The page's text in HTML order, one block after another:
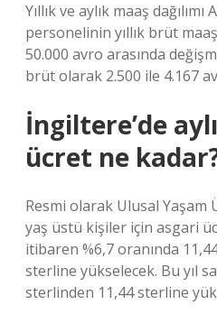
Yıllık ve aylık maaş
personelinin yıllık brüt
50.000 avro arasında
brüt olarak 2.500 ile 4.167
İngiltere’de
ücret ne
Resmi olarak Ulusal Yaşam
yaş üstü kişiler için asgari
itibaren %6,7 oranında
sterline yükselecek. Bu yıl
sterlinden 11,44 sterline